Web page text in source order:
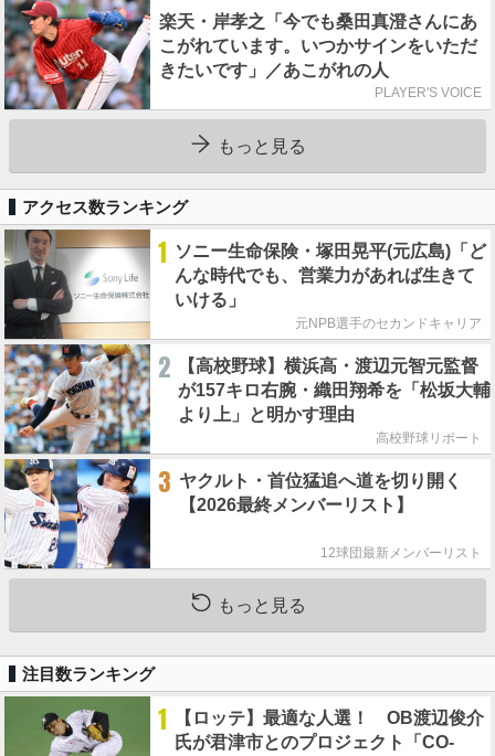
楽天・岸孝之「今でも桑田真澄さんにあ
こがれています。いつかサインをいただ
きたいです」／あこがれの人
PLAYER'S VOICE
もっと見る
アクセス数ランキング
1 ソニー生命保険・塚田晃平(元広島)「ど
んな時代でも、営業力があれば生きて
いける」
元NPB選手のセカンドキャリア
2
【高校野球】横浜高・渡辺元智元監督
が157キロ右腕・織田翔希を「松坂大輔
より上」と明かす理由
高校野球リポート
3 ヤクルト・首位猛追へ道を切り開く
【2026最終メンバーリスト】
12球団最新メンバーリスト
もっと見る
注目数ランキング
1
【ロッテ】最適な人選！ OB渡辺俊介
氏が君津市とのプロジェクト「CO-